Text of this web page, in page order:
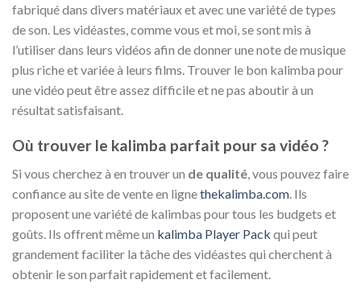
fabriqué dans divers matériaux et avec une variété de types
de son. Les vidéastes, comme vous et moi, se sont mis à
l’utiliser dans leurs vidéos afin de donner une note de musique
plus riche et variée à leurs films. Trouver le bon kalimba pour
une vidéo peut être assez difficile et ne pas aboutir à un
résultat satisfaisant.
Où trouver le kalimba parfait pour sa vidéo ?
Si vous cherchez à en trouver un de qualité, vous pouvez faire
confiance au site de vente en lignethekalimba.com. Ils
proposent une variété de kalimbas pour tous les budgets et
goûts. Ils offrent même un kalimba Player Pack qui peut
grandement faciliter la tâche des vidéastes qui cherchent à
obtenir le son parfait rapidement et facilement.